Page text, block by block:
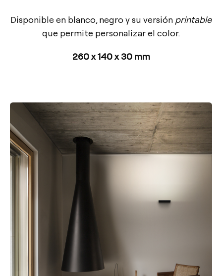
Disponible en blanco, negro y su versión printable
que permite personalizar el color.
260 x 140 x 30 mm